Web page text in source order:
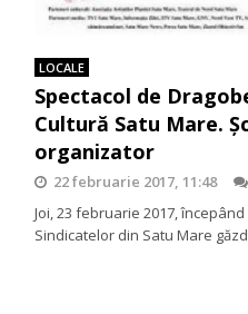
LOCALE
Spectacol de
Cultură Satu Mare.
organizator
22 februarie 2017, 11:48
Joi, 23 februarie 2017,
Sindicatelor din Satu Mare